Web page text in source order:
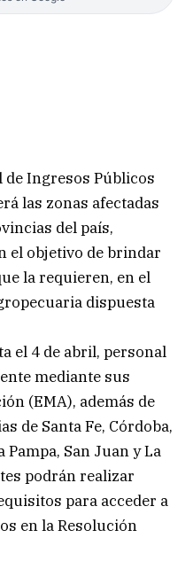
Ingresos Públicos
las zonas afectadas
del país,
el objetivo de brindar
la requieren, en el
dispuesta
el 4 de abril, personal
mediante sus
(EMA), además de
de Santa Fe, Córdoba,
San Juan y La
podrán realizar
para acceder a
en la Resolución